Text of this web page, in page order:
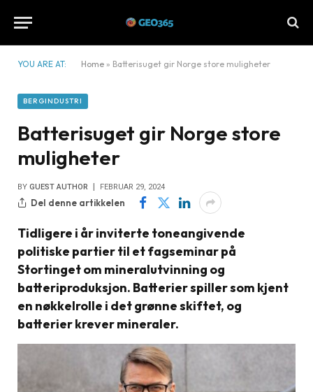
YOU ARE AT: Home » Batterisuget gir Norge store muligheter
BERGINDUSTRI
Batterisuget gir Norge store
muligheter
BY GUEST AUTHOR FEBRUAR 29, 2024
Del denne artikkelen
Tidligere i år inviterte toneangivende
politiske partier til et fagseminar på
Stortinget om mineralutvinning og
batteriproduksjon. Batterier spiller som kjent
en nøkkelrolle i det grønne skiftet, og
batterier krever mineraler.